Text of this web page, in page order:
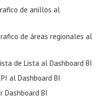
de anillos al
de áreas regionales al
de Lista al Dashboard BI
al Dashboard BI
Dashboard BI